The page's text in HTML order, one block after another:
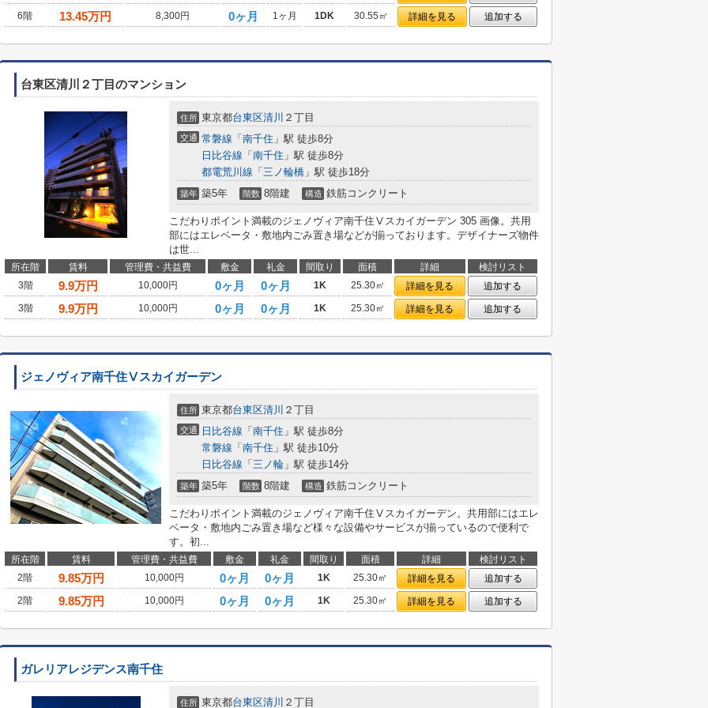
6階 13.45万円 8,300円 0ヶ月 1ヶ月 1DK 30.55㎡ 詳細を見る 追加する
台東区清川２丁目のマンション
住所 東京都台東区清川 ２丁目
交通 常磐線 「 南千住 」駅 徒歩8分
日比谷線 「 南千住 」駅 徒歩8分
都電荒川線 「 三ノ輪橋 」駅 徒歩18分
築年 築5年 階数 8階建 構造 鉄筋コンクリート
こだわりポイント満載のジェノヴィア南千住Ⅴスカイガーデン 305 画像。共用
部にはエレベータ・敷地内ごみ置き場などが揃っております。デザイナーズ物件
は世...
所在階 賃料 管理費・共益費 敷金 礼金 間取り 面積 詳細
検討リスト
3階
9.9万円 10,000円 0ヶ月 0ヶ月 1K 25.30㎡ 詳細を見る
追加する
3階
9.9万円 10,000円 0ヶ月 0ヶ月 1K 25.30㎡ 詳細を見る 追加する
ジェノヴィア南千住Ⅴスカイガーデン
住所 東京都台東区清川 ２丁目
交通 日比谷線 「 南千住 」駅 徒歩8分
常磐線 「 南千住 」駅 徒歩10分
日比谷線 「 三ノ輪 」駅 徒歩14分
築年 築5年 階数 8階建 構造 鉄筋コンクリート
こだわりポイント満載のジェノヴィア南千住Ⅴスカイガーデン。共用部にはエレ
ベータ・敷地内ごみ置き場など様々な設備やサービスが揃っているので便利で
す。初...
所在階 賃料 管理費・共益費 敷金 礼金 間取り 面積 詳細
検討リスト
2階
9.85万円 10,000円 0ヶ月 0ヶ月 1K 25.30㎡ 詳細を見る
追加する
2階
9.85万円 10,000円 0ヶ月 0ヶ月 1K 25.30㎡ 詳細を見る 追加する
ガレリアレジデンス南千住
住所 東京都台東区清川 ２丁目